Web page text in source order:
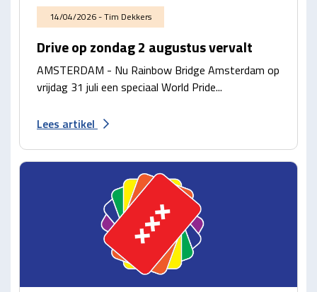
14/04/2026 - Tim Dekkers
Drive op zondag 2 augustus vervalt
AMSTERDAM - Nu Rainbow Bridge Amsterdam op
vrijdag 31 juli een speciaal World Pride...
Lees artikel